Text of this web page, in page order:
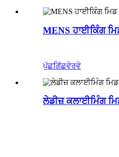
MENS ਹਾਈਕਿੰਗ
ਪੁੱਛਗਿੱਛਵੇਰਵੇ
ਲੇਡੀਜ਼ ਕਲਾਈਮਿੰਗ